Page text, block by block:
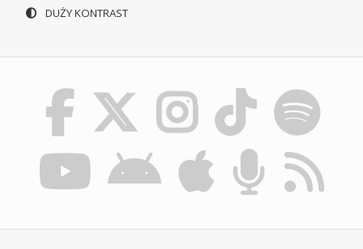
DUŻY KONTRAST